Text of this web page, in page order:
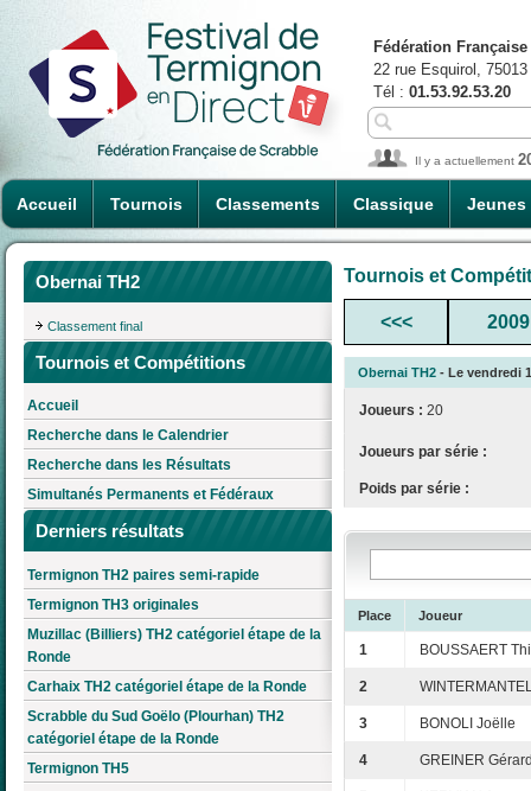
Accueil Tournois Classements Classique Jeunes
Fédération
22 rue Esquirol,
Tél : 01.53.92.53.20
Il y a actuellement
Obernai TH2
Classement final
Tournois et Compétitions
Accueil
Recherche dans le Calendrier
Recherche dans les Résultats
Simultanés Permanents et Fédéraux
Derniers résultats
Termignon TH2 paires semi-rapide
Termignon TH3 originales
Muzillac (Billiers) TH2 catégoriel étape de la
Ronde
Carhaix TH2 catégoriel étape de la Ronde
Scrabble du Sud Goëlo (Plourhan) TH2
catégoriel étape de la Ronde
Termignon TH5
Tournois et
<<< 2009
Obernai TH2 - Le vendredi
Joueurs : 20
Joueurs par série :
Poids par série :
Place Joueur
1 BOUSSAERT
2
3 BONOLI Joëlle
4 GREINER